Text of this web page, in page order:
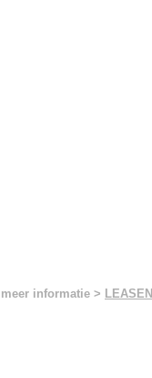
informatie > LEASEN